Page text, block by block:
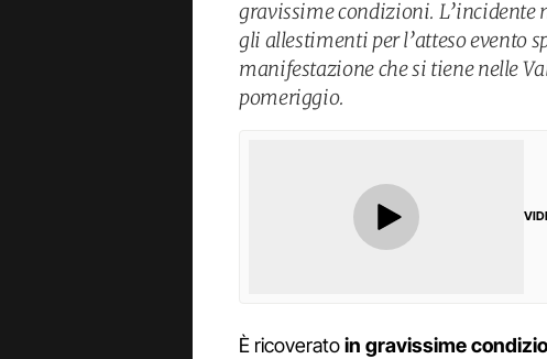
gravissime condizioni.
gli allestimenti per l’atteso evento
manifestazione che si tiene nelle
pomeriggio.
È ricoveratoin gravissime